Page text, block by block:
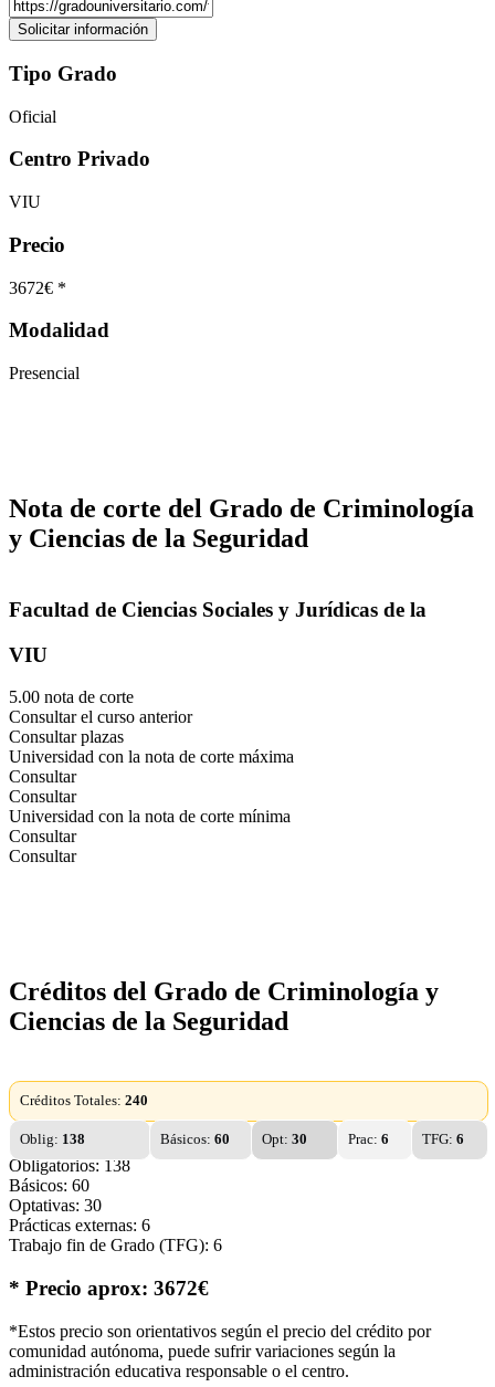
Tipo Grado
Oficial
Centro Privado
VIU
Precio
3672€ *
Modalidad
Presencial
Nota de corte del Grado de Criminología
y Ciencias de la Seguridad
Facultad de Ciencias Sociales y Jurídicas de la
VIU
5.00 nota de corte
Consultar el curso anterior
Consultar plazas
Universidad con la nota de corte máxima
Consultar
Consultar
Universidad con la nota de corte mínima
Consultar
Consultar
Créditos del Grado de Criminología y
Ciencias de la Seguridad
Créditos Totales: 240
Oblig: 138 Básicos: 60 Opt: 30 Prac: 6 TFG:6
Obligatorios: 138
Básicos: 60
Optativas: 30
Prácticas externas: 6
Trabajo fin de Grado (TFG): 6
* Precio aprox: 3672€
*Estos precio son orientativos según el precio del crédito por
comunidad autónoma, puede sufrir variaciones según la
administración educativa responsable o el centro.